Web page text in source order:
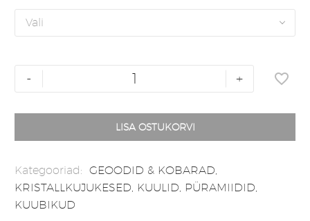
Vali
-
Püriit
geood
+
LISA OSTUKORVI
Kategooriad: GEOODID & KOBARAD,
KRISTALLKUJUKESED, KUULID, PÜRAMIIDID,
KUUBIKUD